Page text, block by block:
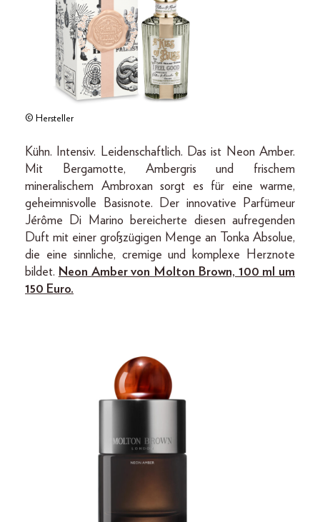
© Hersteller
Kühn. Intensiv. Leidenschaftlich. Das ist Neon Amber.
Mit Bergamotte, Ambergris und frischem
mineralischem Ambroxan sorgt es für eine warme,
geheimnisvolle Basisnote. Der innovative Parfümeur
Jérôme Di Marino bereicherte diesen aufregenden
Duft mit einer großzügigen Menge an Tonka Absolue,
die eine sinnliche, cremige und komplexe Herznote
bildet. Neon Amber von Molton Brown, 100 ml um
150 Euro.